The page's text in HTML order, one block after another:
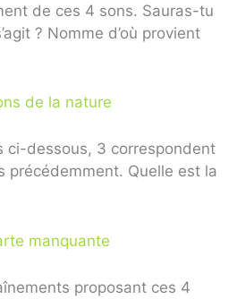
de ces 4 sons. Sauras-tu
? Nomme d’où provient
de la nature
ci-dessous, 3 correspondent
précédemment. Quelle est la
manquante
proposant ces 4